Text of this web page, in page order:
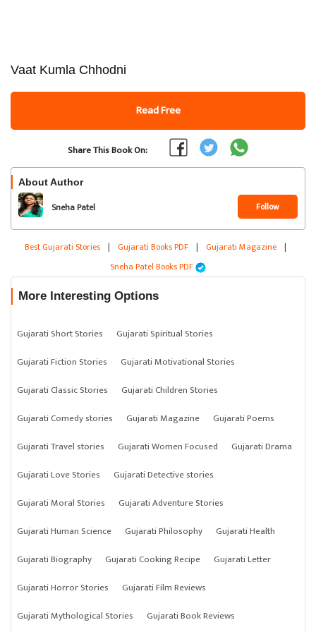
Vaat Kumla Chhodni
Read Free
Share This Book On:
About Author
Sneha Patel Follow
Best Gujarati Stories | Gujarati Books PDF | Gujarati Magazine |
Sneha Patel Books PDF
More Interesting Options
Gujarati Short Stories
Gujarati Spiritual Stories
Gujarati Fiction Stories
Gujarati Motivational Stories
Gujarati Classic Stories
Gujarati Children Stories
Gujarati Comedy stories
Gujarati Magazine
Gujarati Poems
Gujarati Travel stories
Gujarati Women Focused
Gujarati Drama
Gujarati Love Stories
Gujarati Detective stories
Gujarati Moral Stories
Gujarati Adventure Stories
Gujarati Human Science
Gujarati Philosophy
Gujarati Health
Gujarati Biography
Gujarati Cooking Recipe
Gujarati Letter
Gujarati Horror Stories
Gujarati Film Reviews
Gujarati Mythological Stories
Gujarati Book Reviews